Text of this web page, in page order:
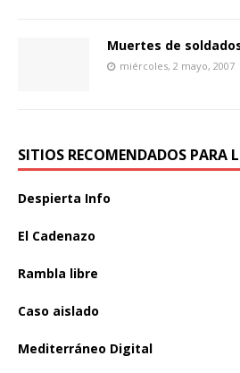
Muertes de
miércoles, 2 mayo, 2007
SITIOS RECOMENDADOS PARA
Despierta Info
El Cadenazo
Rambla libre
Caso aislado
Mediterráneo Digital